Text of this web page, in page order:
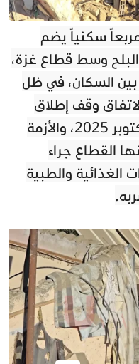
سكنياً يضم
وسط قطاع غزة،
السكان، في ظل
لاتفاق وقف إطلاق
النار المبرم في تشرين الأول/أكتوبر 2025، والأزمة
القطاع جراء
الغذائية والطبية